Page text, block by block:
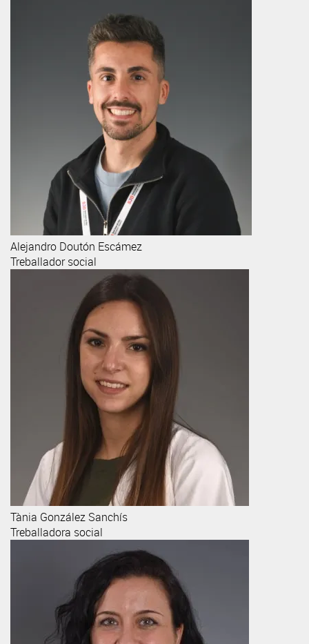
Alejandro Doutón Escámez
Treballador social
Tània González Sanchís
Treballadora social